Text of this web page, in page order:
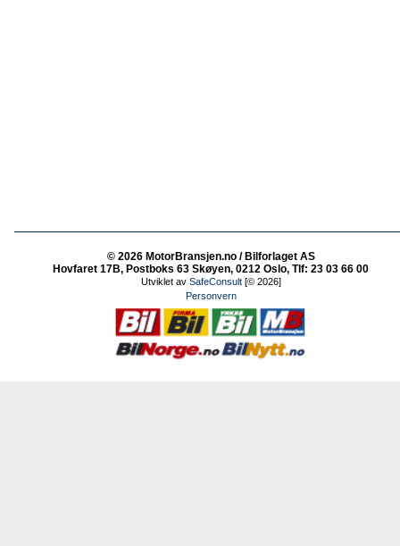
© 2026 MotorBransjen.no / Bilforlaget AS
Hovfaret 17B, Postboks 63 Skøyen, 0212 Oslo, Tlf: 23 03 66 00
Utviklet av SafeConsult[© 2026]
Personvern